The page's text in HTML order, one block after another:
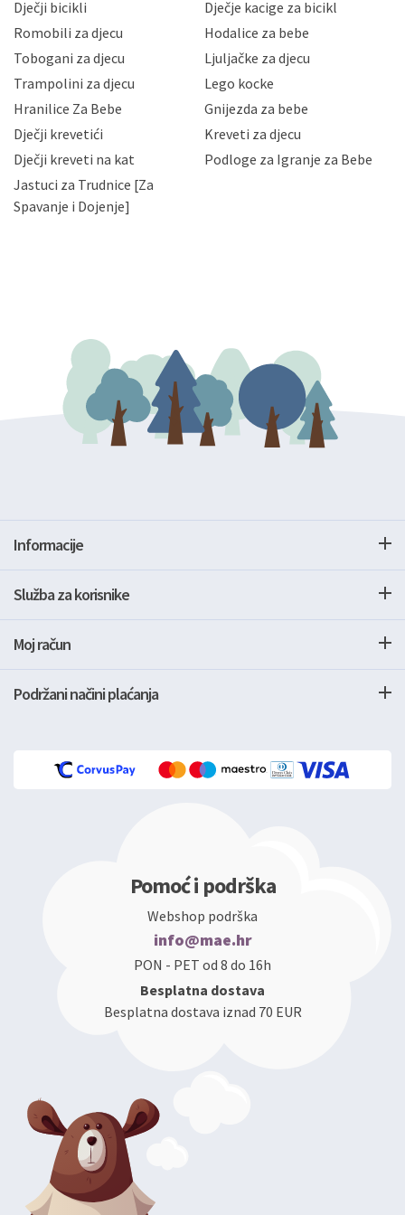
gubitka ili uništenja. Mae.hr štiti privatnost svojih
korisnika i posjetitelja web stranica, čuva povjerljivost
Vaših osobnih podataka te omogućava pristup i
priopćavanje osobnih podataka samo onim svojim
zaposlenicima kojima su isti potrebni radi provedbe
slučajevima koji su dozvoljeni zakonima. Napominjemo
da možete u svako doba, u potpunosti ili djelomice,
zatražiti prestanak aktivnosti obrade Vaših osobnih
podataka. Opoziv privole možete podnijeti poštom na
gore navedenu adresu ili e-mailom na adresu:
Dječji bicikli
Dječje kacige za bicikl
Romobili za djecu
Hodalice za bebe
Tobogani za djecu
Ljuljačke za djecu
Trampolini za djecu
Lego kocke
Hranilice Za Bebe
Gnijezda za bebe
Dječji krevetići
Kreveti za djecu
Dječji kreveti na kat
Podloge za Igranje za Bebe
Jastuci za Trudnice [Za
Spavanje i Dojenje]
Informacije
Služba za korisnike
Moj račun
Podržani načini plaćanja
Pomoć i podrška
Webshop podrška
info@mae.hr
PON - PET od 8 do 16h
Besplatna dostava
Besplatna dostava iznad 70 EUR